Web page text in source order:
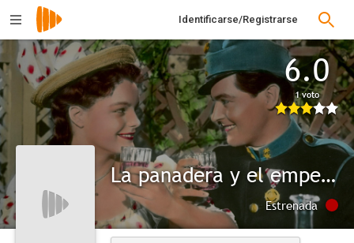
Identificarse/Registrarse
6.0
1 voto
La panadera y el emperador
Estrenada